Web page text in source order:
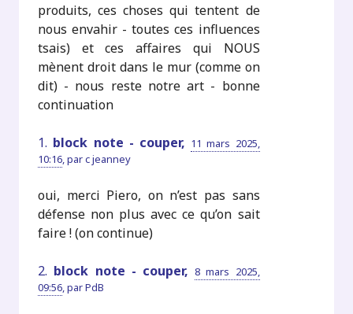
produits, ces choses qui tentent de
nous envahir - toutes ces influences
tsais) et ces affaires qui NOUS
mènent droit dans le mur (comme on
dit) - nous reste notre art - bonne
continuation
1. block note - couper, 11 mars 2025,
10:16,parc jeanney
oui, merci Piero, on n’est pas sans
défense non plus avec ce qu’on sait
faire ! (on continue)
2. block note - couper,8 mars 2025,
09:56,parPdB